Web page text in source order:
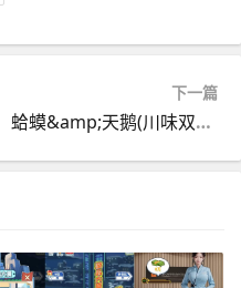
下一篇
蛤蟆&amp;天鹅(川味双簧剧本)之蛤蟆出场*爆笑*吐血*